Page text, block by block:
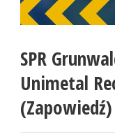
SPR
Unimetal
(Zapowiedź)